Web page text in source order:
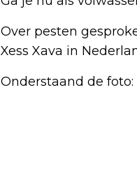
Over pesten
Xess Xava in
Onderstaand de foto: